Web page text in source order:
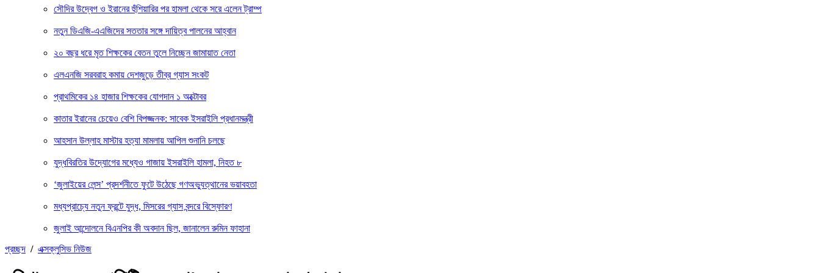
সৌদির উদ্বেগ ও ইরানের হুঁশিয়ারির পর হামলা থেকে সরে এলেন ট্রাম্প
নতুন ডিএজি-এএজিদের সততার সঙ্গে দায়িত্ব পালনের আহ্বান
২০ বছর ধরে মৃত শিক্ষকের বেতন তুলে নিচ্ছেন জামায়াত নেতা
এলএনজি সরবরাহ কমায় দেশজুড়ে তীব্র গ্যাস সংকট
প্রাথমিকের ১৪ হাজার শিক্ষকের যোগদান ১ অক্টোবর
কাতার ইরানের চেয়েও বেশি বিপজ্জনক: সাবেক ইসরাইলি প্রধানমন্ত্রী
আহসান উল্লাহ মাস্টার হত্যা মামলায় আপিল শুনানি চলছে
যুদ্ধবিরতির উদ্যোগের মধ্যেও গাজায় ইসরাইলি হামলা, নিহত ৮
‘জুলাইয়ের লেন্স’ প্রদর্শনীতে ফুটে উঠেছে গণঅভ্যুত্থানের ভয়াবহতা
মধ্যপ্রাচ্যে নতুন ফ্রন্টে যুদ্ধ, মিসরের গ্যাস বন্দরে বিস্ফোরণ
জুলাই আন্দোলনে বিএনপির কী অবদান ছিল, জানালেন রুমিন ফাহানা
প্রচ্ছদ / এক্সক্লুসিভ নিউজ